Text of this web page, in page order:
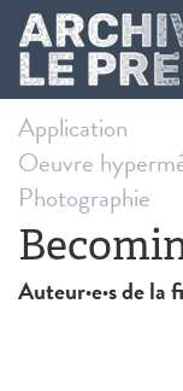
Aller au contenu principal
Application
Oeuvre
Photographie
Auteur·e·s de la